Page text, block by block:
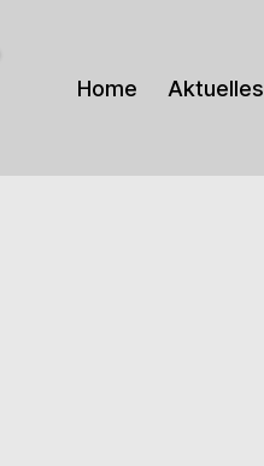
Home Aktuelles